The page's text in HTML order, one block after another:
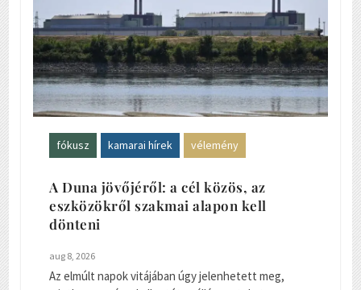
fókusz kamarai hírek vélemény
A Duna jövőjéről: a cél közös, az
eszközökről szakmai alapon kell
dönteni
aug 8, 2026
Az elmúlt napok vitájában úgy jelenhetett meg,